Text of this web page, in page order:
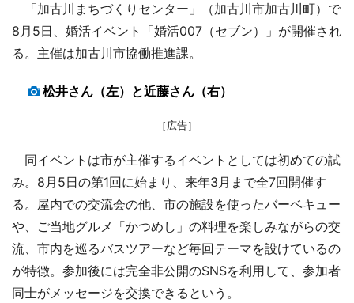
「加古川まちづくりセンター」（加古川市加古川町）で
8月5日、婚活イベント「婚活007（セブン）」が開催され
る。主催は加古川市協働推進課。
松井さん（左）と近藤さん（右）
［広告］
同イベントは市が主催するイベントとしては初めての試
み。8月5日の第1回に始まり、来年3月まで全7回開催す
る。屋内での交流会の他、市の施設を使ったバーベキュー
や、ご当地グルメ「かつめし」の料理を楽しみながらの交
流、市内を巡るバスツアーなど毎回テーマを設けているの
が特徴。参加後には完全非公開のSNSを利用して、参加者
同士がメッセージを交換できるという。